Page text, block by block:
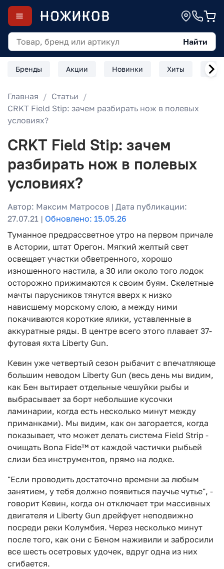
Найти
Бренды Акции Новинки Хиты
Главная
Статьи
CRKT Field Stip: зачем разбирать нож в полевых
условиях?
CRKT Field Stip: зачем
разбирать нож в полевых
условиях?
Автор: Максим Матросов | Дата публикации:
27.07.21 | Обновлено: 15.05.26
Туманное предрассветное утро на первом причале
в Астории, штат Орегон. Мягкий желтый свет
освещает участки обветренного, хорошо
изношенного настила, а 30 или около того лодок
осторожно прижимаются к своим буям. Скелетные
мачты парусников тянутся вверх к низко
нависшему морскому слою, а между ними
покачиваются короткие ялики, уставленные в
аккуратные ряды. В центре всего этого плавает 37-
футовая яхта Liberty Gun.
Кевин уже четвертый сезон рыбачит с впечатляюще
большим неводом Liberty Gun (весь день мы видим,
как Бен вытирает отдельные чешуйки рыбы и
выбрасывает за борт небольшие кусочки
ламинарии, когда есть несколько минут между
приманками). Мы видим, как он загорается, когда
показывает, что может делать система Field Strip -
очищать Bona Fide™ от каждой частички рыбьей
слизи без инструментов, прямо на лодке.
"Если проводить достаточно времени за любым
занятием, у тебя должно появиться паучье чутье", -
говорит Кевин, когда он отключает три массивных
двигателя и Liberty Gun дрейфует неподвижно
посреди реки Колумбия. Через несколько минут
после того, как они с Беном наживили и забросили
все шесть осетровых удочек, вдруг одна из них
сгибается.